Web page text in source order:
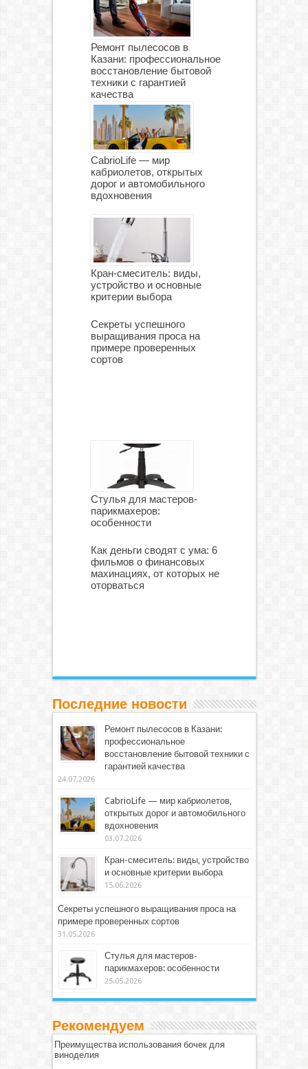
Ремонт пылесосов в
Казани: профессиональное
восстановление бытовой
техники с гарантией
качества
CabrioLife — мир
кабриолетов, открытых
дорог и автомобильного
вдохновения
Кран-смеситель: виды,
устройство и основные
критерии выбора
Секреты успешного
выращивания проса на
примере проверенных
сортов
Стулья для мастеров-
парикмахеров:
особенности
Как деньги сводят с ума: 6
фильмов о финансовых
махинациях, от которых не
оторваться
Последние новости
Ремонт пылесосов в Казани:
профессиональное
восстановление бытовой техники с
гарантией качества
24.07.2026
CabrioLife — мир кабриолетов,
открытых дорог и автомобильного
вдохновения
03.07.2026
Кран-смеситель: виды, устройство
и основные критерии выбора
15.06.2026
Секреты успешного выращивания проса на
примере проверенных сортов
31.05.2026
Стулья для мастеров-
парикмахеров: особенности
25.05.2026
Рекомендуем
Преимущества использования бочек для
виноделия